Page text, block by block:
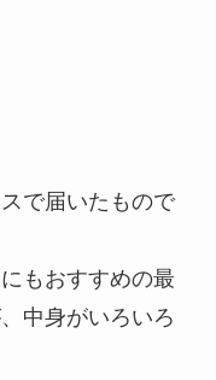
で届いたもので
もおすすめの最
中身がいろいろ